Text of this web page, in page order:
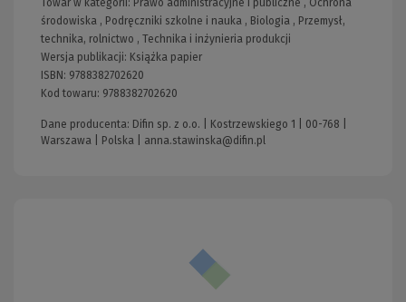
Towar w kategorii: Prawo administracyjne i publiczne , Ochrona
środowiska , Podręczniki szkolne i nauka , Biologia , Przemysł,
technika, rolnictwo , Technika i inżynieria produkcji
Wersja publikacji: Książka papier
ISBN: 9788382702620
Kod towaru: 9788382702620
Dane producenta: Difin sp. z o.o. | Kostrzewskiego 1 | 00-768 |
Warszawa | Polska | anna.stawinska@difin.pl